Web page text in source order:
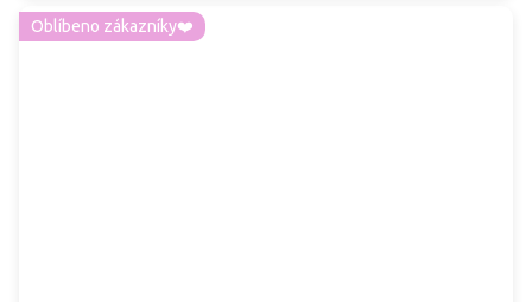
Oblíbeno zákazníky❤️